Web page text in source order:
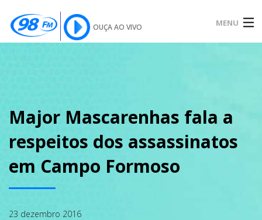
OUÇA AO VIVO MENU
SOBRE
NOTÍCIAS
Major Mascarenhas fala a
respeitos dos assassinatos
em Campo Formoso
23 dezembro 2016